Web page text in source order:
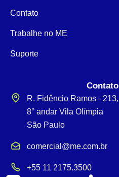
Contato
Trabalhe no ME
Suporte
Contato
R. Fidêncio Ramos - 213,
8° andar Vila Olímpia
São Paulo
comercial@me.com.br
+55 11 2175.3500